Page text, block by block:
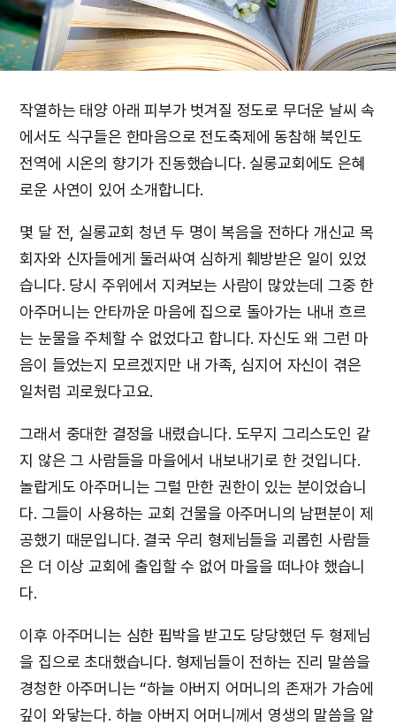
작열하는 태양 아래 피부가 벗겨질 정도로 무더운 날씨 속
에서도 식구들은 한마음으로 전도축제에 동참해 북인도
전역에 시온의 향기가 진동했습니다. 실롱교회에도 은혜
로운 사연이 있어 소개합니다.
몇 달 전, 실롱교회 청년 두 명이 복음을 전하다 개신교 목
회자와 신자들에게 둘러싸여 심하게 훼방받은 일이 있었
습니다. 당시 주위에서 지켜보는 사람이 많았는데 그중 한
아주머니는 안타까운 마음에 집으로 돌아가는 내내 흐르
는 눈물을 주체할 수 없었다고 합니다. 자신도 왜 그런 마
음이 들었는지 모르겠지만 내 가족, 심지어 자신이 겪은
일처럼 괴로웠다고요.
그래서 중대한 결정을 내렸습니다. 도무지 그리스도인 같
지 않은 그 사람들을 마을에서 내보내기로 한 것입니다.
놀랍게도 아주머니는 그럴 만한 권한이 있는 분이었습니
다. 그들이 사용하는 교회 건물을 아주머니의 남편분이 제
공했기 때문입니다. 결국 우리 형제님들을 괴롭힌 사람들
은 더 이상 교회에 출입할 수 없어 마을을 떠나야 했습니
다.
이후 아주머니는 심한 핍박을 받고도 당당했던 두 형제님
을 집으로 초대했습니다. 형제님들이 전하는 진리 말씀을
경청한 아주머니는 “하늘 아버지 어머니의 존재가 가슴에
깊이 와닿는다. 하늘 아버지 어머니께서 영생의 말씀을 알